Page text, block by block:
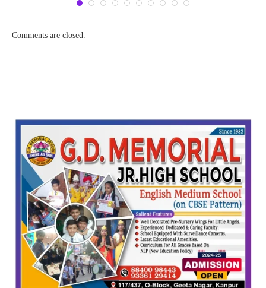
Comments are closed.